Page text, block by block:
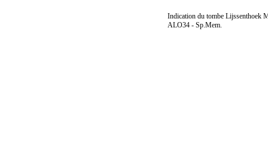
Indication du tombe Lijssenthoek
ALO34 - Sp.Mem.